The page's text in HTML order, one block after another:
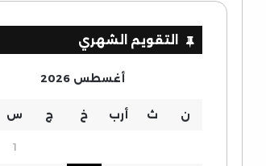
التقويم الشهري
أغسطس 2026
ن ث أرب خ ج س
1